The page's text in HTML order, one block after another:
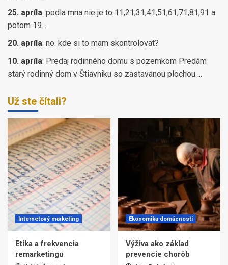
25. apríla: podla mna nie je to 11,21,31,41,51,61,71,81,91 a
potom 19...
20. apríla: no. kde si to mam skontrolovat?
10. apríla: Predaj rodinného domu s pozemkom Predám
starý rodinný dom v Štiavniku so zastavanou plochou ...
Už ste čítali?
Internetový marketing
Etika a frekvencia
remarketingu
Ekonomika domácnosti
Výživa ako základ
prevencie chorôb